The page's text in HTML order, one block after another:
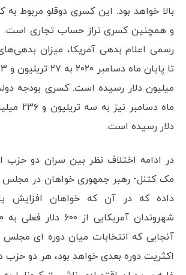
بالا خواهد بود. این کسری دوقلو مربوط
و همچنین کسری تراز حساب تجاری است.
رسمی اعلام بدهی آمریکا، میزان
میلیون دلار رسیده است. کسری بودجه
دلار رسیده است.
در ادامه اختلاف نظر بین سران دو حزب
مک کتنل- رهبر جمهوری خواهان در مجلس
داده که در آن که خواهان افزایش
آنجایی که انتخابات میان دوره ای مجلس
اکثریت دوره بعدی خواهد بود، هر دو حزب